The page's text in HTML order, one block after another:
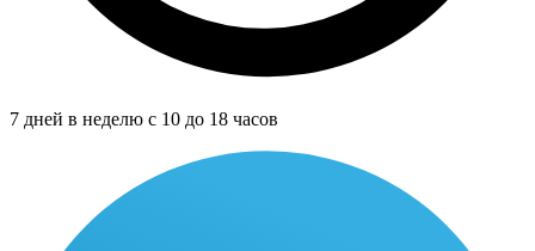
7 дней в неделю с 10 до 18 часов